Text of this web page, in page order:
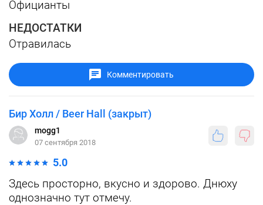
Официанты
НЕДОСТАТКИ
Отравилась
Комментировать
Бир Холл / Beer Hall (закрыт)
mogg1
07 сентября 2018
5.0
Здесь просторно, вкусно и здорово. Днюху
однозначно тут отмечу.